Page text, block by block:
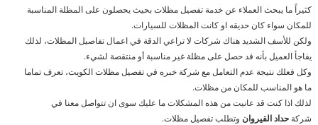
كثيراً ما يبحث العملاء عن خدمة تفصيل مظلات بحيث يحصلون على المظلة المناسبة
للمكان سواء كان حديقه او كانت المظلات للسيارات.
ولكن للأسف الشديد هناك شركات لا تراعي الدقة في اعمال تفاصيل المظلات، لذلك
يفاجأ العميل بأنه قد حصل على مظلة غير مناسبة أو منتقصة لشيء.
وكل فعلك نتيجة عدم التعامل مع شركة خبره في تفصيل مظلات الكويت، تعرف تماما
ما هو المناسب للمكان من مظلات.
لذلك اذا كنت قد عانيت من هذه المشكلات ما عليك سوى ان تتواصل معنا في
شركة حداد القيروان وتطلب تفصيل مظلات.